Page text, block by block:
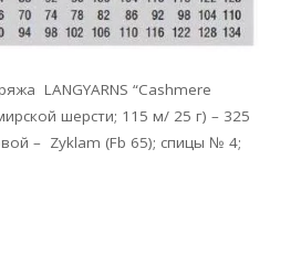
LANGYARNS “Cashmere
шерсти; 115 м/ 25 г) – 325
– Zyklam (Fb 65); спицы № 4;